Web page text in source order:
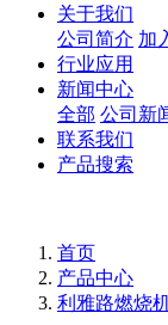
关于我们
公司简介 加
行业应用
新闻中心
全部 公司新
联系我们
产品搜索
首页
产品中心
利雅路燃烧